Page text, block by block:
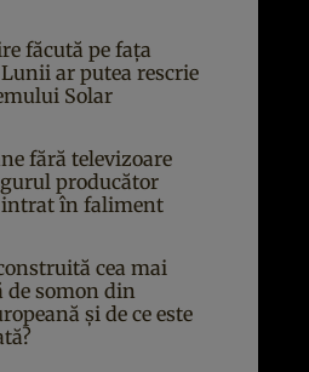
făcută pe fața
ar putea rescrie
Solar
fără televizoare
producător
în faliment
cea mai
de somon din
și de ce este